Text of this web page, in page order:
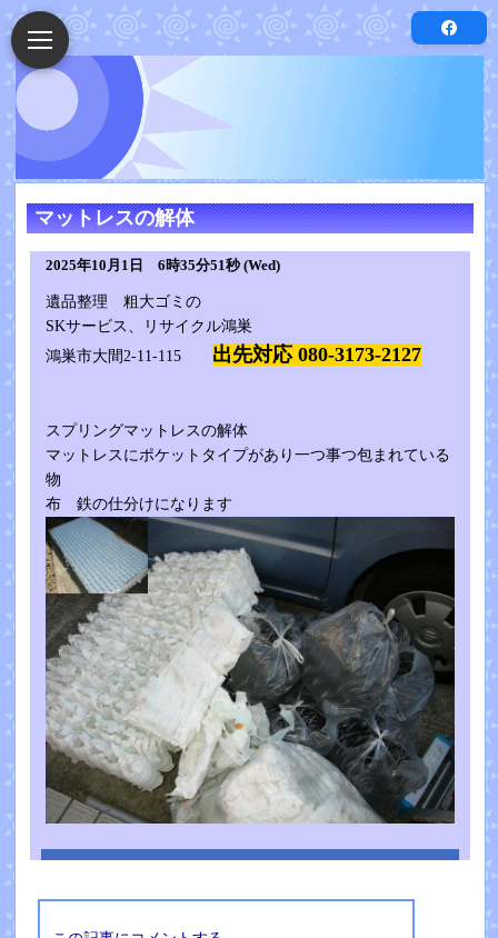
マットレスの解体
2025年10月1日 6時35分51秒 (Wed)
遺品整理 粗大ゴミの
SKサービス、リサイクル鴻巣
鴻巣市大間2-11-115 出先対応 080-3173-2127
スプリングマットレスの解体
マットレスにポケットタイプがあり一つ事つ包まれている
物
布 鉄の仕分けになります